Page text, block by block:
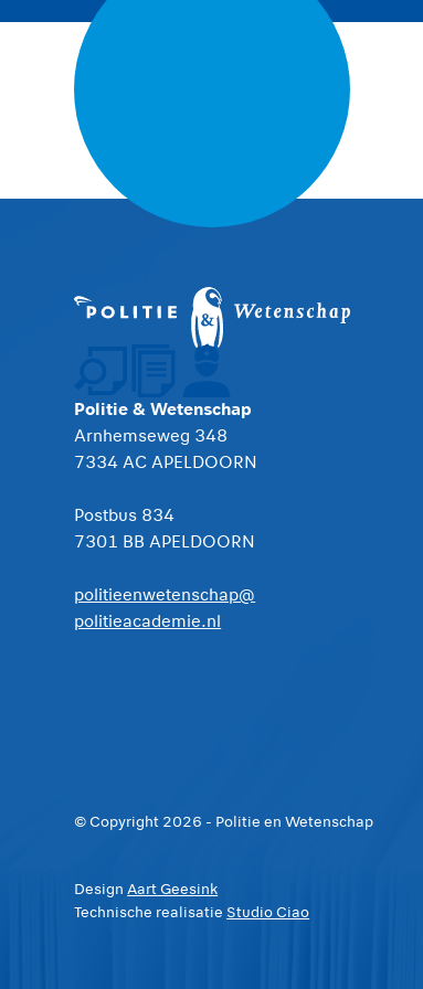
Politie & Wetenschap
Arnhemseweg 348
7334 AC APELDOORN
Postbus 834
7301 BB APELDOORN
politieenwetenschap@
politieacademie.nl
© Copyright 2026 - Politie en Wetenschap
Design Aart Geesink
Technische realisatie Studio Ciao